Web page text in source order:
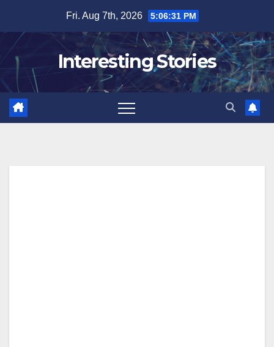
content
Fri. Aug 7th, 2026 5:06:32 PM
Interesting Stories